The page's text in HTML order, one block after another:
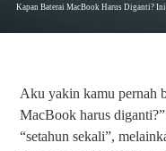
Kapan Baterai MacBook Harus Diganti?
Aku yakin kamu pernah
MacBook harus
“setahun sekali”,